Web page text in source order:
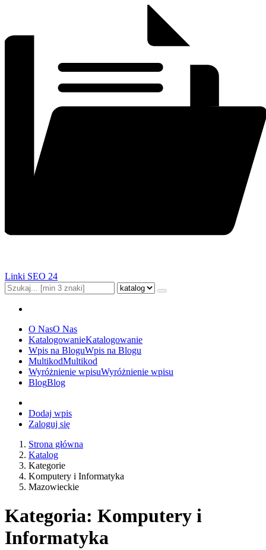
Linki SEO 24
O NasO Nas
KatalogowanieKatalogowanie
Wpis na BloguWpis na Blogu
MultikodMultikod
Wyróżnienie wpisuWyróżnienie wpisu
BlogBlog
Dodaj wpis
Zaloguj się
Strona główna
Katalog
Kategorie
Komputery i Informatyka
Mazowieckie
Kategoria: Komputery i
Informatyka